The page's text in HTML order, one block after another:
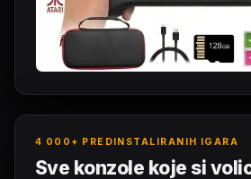
4 000+ PREDINSTALIRANIH IGARA
Sve konzole koje si